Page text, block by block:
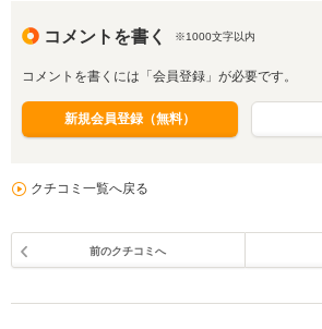
コメントを書く ※1000文字以内
コメントを書くには「会員登録」が必要です。
新規会員登録（無料）
クチコミ一覧へ戻る
前のクチコミへ